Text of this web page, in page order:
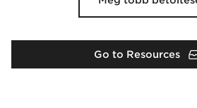
Go to Resources